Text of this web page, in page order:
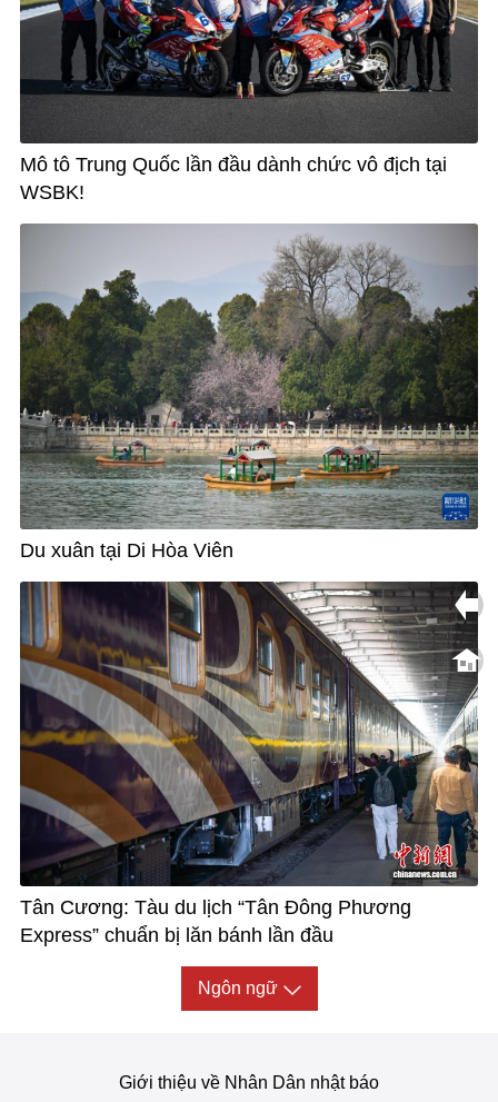
Mô tô Trung Quốc lần đầu dành chức vô địch tại
WSBK!
Du xuân tại Di Hòa Viên
Tân Cương: Tàu du lịch “Tân Đông Phương
Express” chuẩn bị lăn bánh lần đầu
Ngôn ngữ
Giới thiệu về Nhân Dân nhật báo